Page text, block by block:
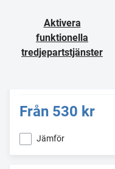
Aktivera
funktionella
tredjepartstjänster
Från 530 kr
Jämför